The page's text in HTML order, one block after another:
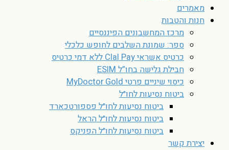
מאמרים
חנות והטבות
מרכז המחשבונים הפיננסיים
ספר: שמונת השלבים לחופש כלכלי
כרטיס אשראי Clal Pay ללא דמי כרטיס
חבילת גלישה בחו”ל ESIM
כיסוי שיניים פרטי MyDoctor Gold
ביטוח נסיעות לחו״ל
ביטוח נסיעות לחו״ל פספורטכארד
ביטוח נסיעות לחו״ל הראל
ביטוח נסיעות לחו״ל הפניקס
יצירת קשר